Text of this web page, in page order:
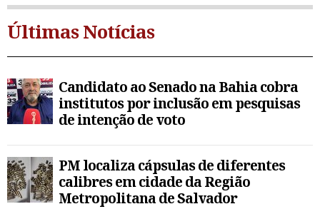
Últimas Notícias
Candidato ao Senado na Bahia cobra
institutos por inclusão em pesquisas
de intenção de voto
PM localiza cápsulas de diferentes
calibres em cidade da Região
Metropolitana de Salvador